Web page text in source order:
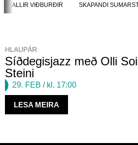
ALLIR VIÐBURÐIR SKAPANDI
HLAUPÁR
Síðdegisjazz með Olli
Steini
29. FEB / kl. 17:00
LESA MEIRA